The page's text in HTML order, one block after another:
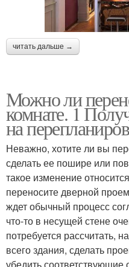
читать дальше →
Можно ли
комнате. 1
на
Неважно, хотите ли вы
сделать ее пошире или
такое изменение
переносите дверной
ждет обычный процесс
что-то в несущей стене
потребуется рассчитать,
всего здания, сделать